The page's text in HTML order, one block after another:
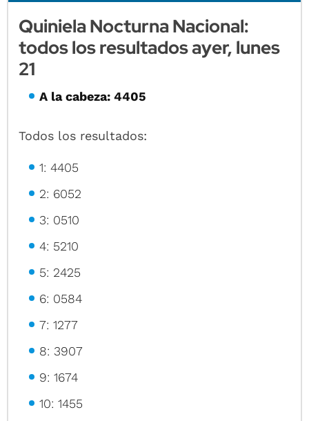
Quiniela Nocturna Nacional:
todos los resultados ayer, lunes
21
A la cabeza: 4405
Todos los resultados:
1: 4405
2: 6052
3: 0510
4: 5210
5: 2425
6: 0584
7: 1277
8: 3907
9: 1674
10: 1455